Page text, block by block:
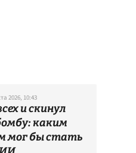
2026, 10:43
и скинул
каким
мог бы стать